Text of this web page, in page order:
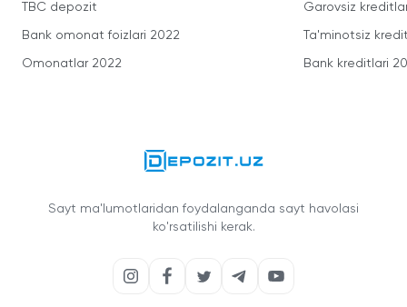
TBC depozit
Bank omonat foizlari 2022
Omonatlar 2022
Garovsiz
Ta'minotsiz
Bank kreditlari
Sayt ma'lumotlaridan foydalanganda sayt havolasi
ko'rsatilishi kerak.